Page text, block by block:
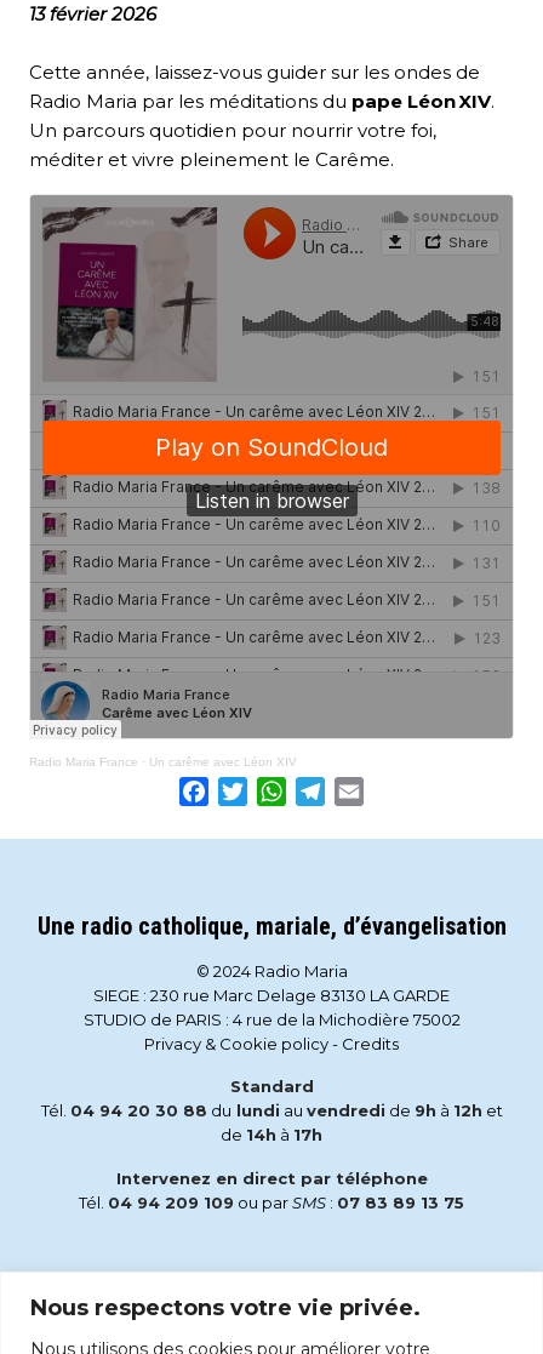
Nous respectons votre vie privée.
Nous utilisons des cookies pour améliorer votre
13 février 2026
Cette année, laissez-vous guider sur les ondes de
Radio Maria par les méditations du pape Léon XIV.
Un parcours quotidien pour nourrir votre foi,
méditer et vivre pleinement le Carême.
Radio Maria France · Un carême avec Léon XIV
Facebook
TwitterWhatsApp
Telegram
Une radio catholique, mariale, d’évangelisation
© 2024 Radio Maria
SIEGE : 230 rue Marc Delage 83130 LA GARDE
STUDIO de PARIS : 4 rue de la Michodière 75002
Privacy & Cookie policy- Credits
Standard
Tél. 04 94 20 30 88 du lundi au vendredi de 9h à 12h et
de 14h à 17h
Intervenez en direct par téléphone
Tél. 04 94 209 109 ou parSMS : 07 83 89 13 75
accueil@radiomaria.fr